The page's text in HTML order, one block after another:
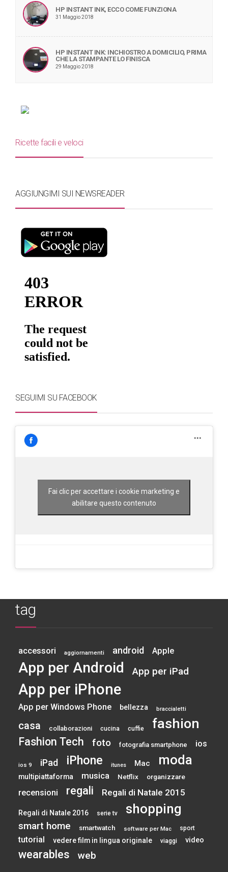
HP INSTANT INK, ECCO COME FUNZIONA
31 Maggio 2018
HP INSTANT INK: INCHIOSTRO A DOMICILIO, PRIMA
CHE LA STAMPANTE LO FINISCA
29 Maggio 2018
Ricette facili e veloci
AGGIUNGIMI SUI NEWSREADER
SEGUIMI SU FACEBOOK
Fai clic per accettare i cookie marketing e
abilitare questo contenuto
tag
accessori aggiornamenti android Apple
App per Android App per iPad
App per iPhone
App per Windows Phone bellezza braccialetti
casa collaborazioni cucina cuffie fashion
Fashion Tech foto fotografia smartphone ios
ios 9 iPad iPhone itunes Mac moda
multipiattaforma musica Netflix organizzare
recensioni regali Regali di Natale 2015
Regali di Natale 2016 serie tv shopping
smart home smartwatch software per Mac sport
tutorial vedere film in lingua originale viaggi video
wearables web